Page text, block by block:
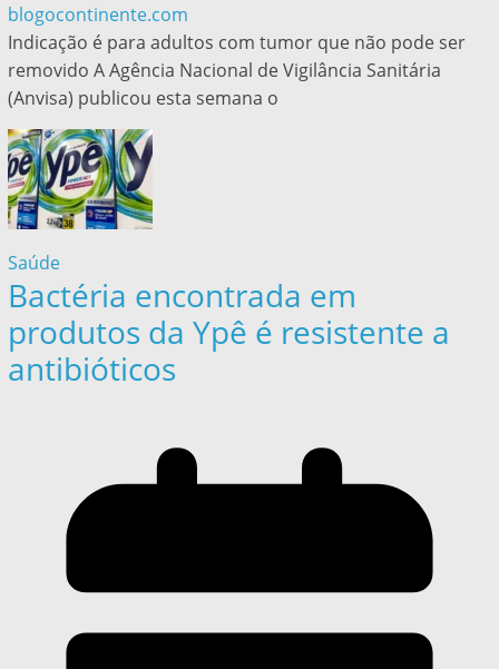
blogocontinente.com
Indicação é para adultos com tumor que não pode ser
removido A Agência Nacional de Vigilância Sanitária
(Anvisa) publicou esta semana o
Saúde
Bactéria encontrada em
produtos da Ypê é resistente a
antibióticos